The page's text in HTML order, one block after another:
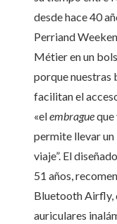
desde hace 40
Perriand
Métier en un
porque nuestras
facilitan el
«elembragueque
permite llevar un
viaje”. El
51 años,
Bluetooth Airfly,
auriculares